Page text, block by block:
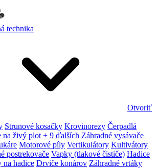
technika
Otvoriť
Strunové kosačky Krovinorezy Čerpadlá
na živý plot + 9 ďalších Záhradné vysávače
Motorové píly Vertikulátory Kultivátory
postrekovače Vapky (tlakové čističe) Hadice
na hadice Drviče konárov Záhradné vrtáky